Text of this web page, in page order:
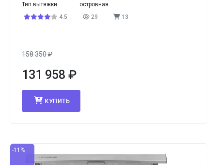
Тип вытяжки
островная
4.5
29 13
158 350₽
131 958 ₽
КУПИТЬ
-11%